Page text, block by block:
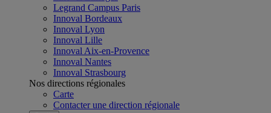
Legrand Campus Paris
Innoval Bordeaux
Innoval Lyon
Innoval Lille
Innoval Aix-en-Provence
Innoval Nantes
Innoval Strasbourg
Nos directions régionales
Carte
Contacter une direction régionale